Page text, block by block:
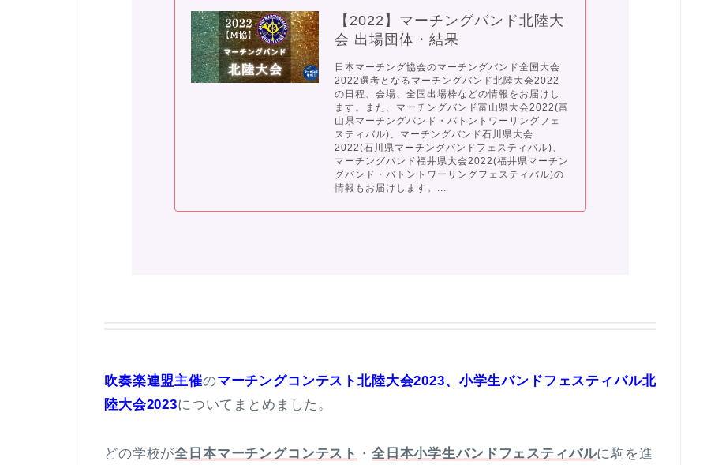
【2022】マーチングバンド北陸大
会 出場団体・結果
日本マーチング協会のマーチングバンド全国大会
2022選考となるマーチングバンド北陸大会2022
の日程、会場、全国出場枠などの情報をお届けし
ます。また、マーチングバンド富山県大会2022(富
山県マーチングバンド・バトントワーリングフェ
スティバル)、マーチングバンド石川県大会
2022(石川県マーチングバンドフェスティバル)、
マーチングバンド福井県大会2022(福井県マーチン
グバンド・バトントワーリングフェスティバル)の
情報もお届けします。...
吹奏楽連盟主催のマーチングコンテスト北陸大会2023、小学生バンドフェスティバル北
陸大会2023についてまとめました。
どの学校が全日本マーチングコンテスト ・ 全日本小学生バンドフェスティバルに駒を進